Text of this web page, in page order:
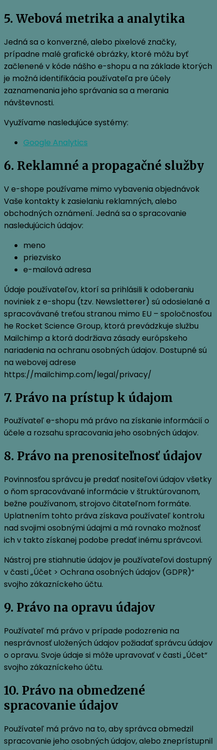
5. Webová metrika a analytika
Jedná sa o konverzné, alebo pixelové značky,
prípadne malé grafické obrázky, ktoré môžu byť
začlenené v kóde nášho e-shopu a na základe ktorých
je možná identifikácia používateľa pre účely
zaznamenania jeho správania sa a merania
návštevnosti.
Využívame nasledujúce systémy:
Google Analytics
6. Reklamné a propagačné služby
V e-shope používame mimo vybavenia objednávok
Vaše kontakty k zasielaniu reklamných, alebo
obchodných oznámení. Jedná sa o spracovanie
nasledujúcich údajov:
meno
priezvisko
e-mailová adresa
Údaje používateľov, ktorí sa prihlásili k odoberaniu
noviniek z e-shopu (tzv. Newsletterer) sú odosielané a
spracovávané treťou stranou mimo EU – spoločnosťou
he Rocket Science Group, ktorá prevádzkuje službu
Mailchimp a ktorá dodržiava zásady európskeho
nariadenia na ochranu osobných údajov. Dostupné sú
na webovej adrese
https://mailchimp.com/legal/privacy/
7. Právo na prístup k údajom
Používateľ e-shopu má právo na získanie informácií o
účele a rozsahu spracovania jeho osobných údajov.
8. Právo na prenositeľnosť údajov
Povinnosťou správcu je predať nositeľovi údajov všetky
o ňom spracovávané informácie v štruktúrovanom,
bežne používanom, strojovo čitateľnom formáte.
Uplatnením tohto práva získava používateľ kontrolu
nad svojimi osobnými údajmi a má rovnako možnosť
ich v takto získanej podobe predať inému správcovi.
Nástroj pre stiahnutie údajov je používateľovi dostupný
v časti „Účet > Ochrana osobných údajov (GDPR)“
svojho zákazníckeho účtu.
9. Právo na opravu údajov
Používateľ má právo v prípade podozrenia na
nesprávnosť uložených údajov požiadať správcu údajov
o opravu. Svoje údaje si môže upravovať v časti „Účet“
svojho zákazníckeho účtu.
10. Právo na obmedzené
spracovanie údajov
Používateľ má právo na to, aby správca obmedzil
spracovanie jeho osobných údajov, alebo zneprístupnil